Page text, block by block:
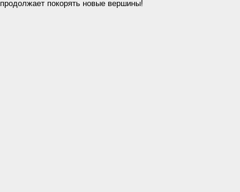
продолжает покорять новые вершины!